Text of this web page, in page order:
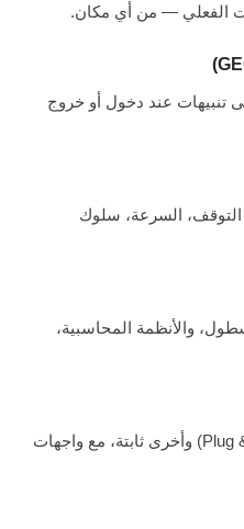
الفعلي — من أي مكان.
تنبيهات عند دخول أو خروج
السرعة، سلوك
والأنظمة المحاسبية،
نوفر أجهزة سهلة التوصيل (Plug & Play) وأخرى ثابتة، مع واجهات